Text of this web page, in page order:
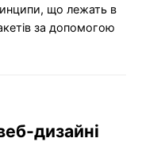
що лежать в
за допомогою
дизайні